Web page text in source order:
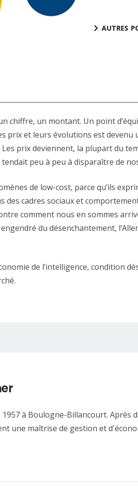
AUTRES
chiffre, un montant. Un point
prix et leurs évolutions est devenu
prix deviennent, la plupart du
peu à peu à disparaître de
de low-cost, parce qu’ils
cadres sociaux et
comment nous en sommes
du désenchantement,
de l’intelligence, condition
à Boulogne-Billancourt. Après
une maîtrise de gestion et